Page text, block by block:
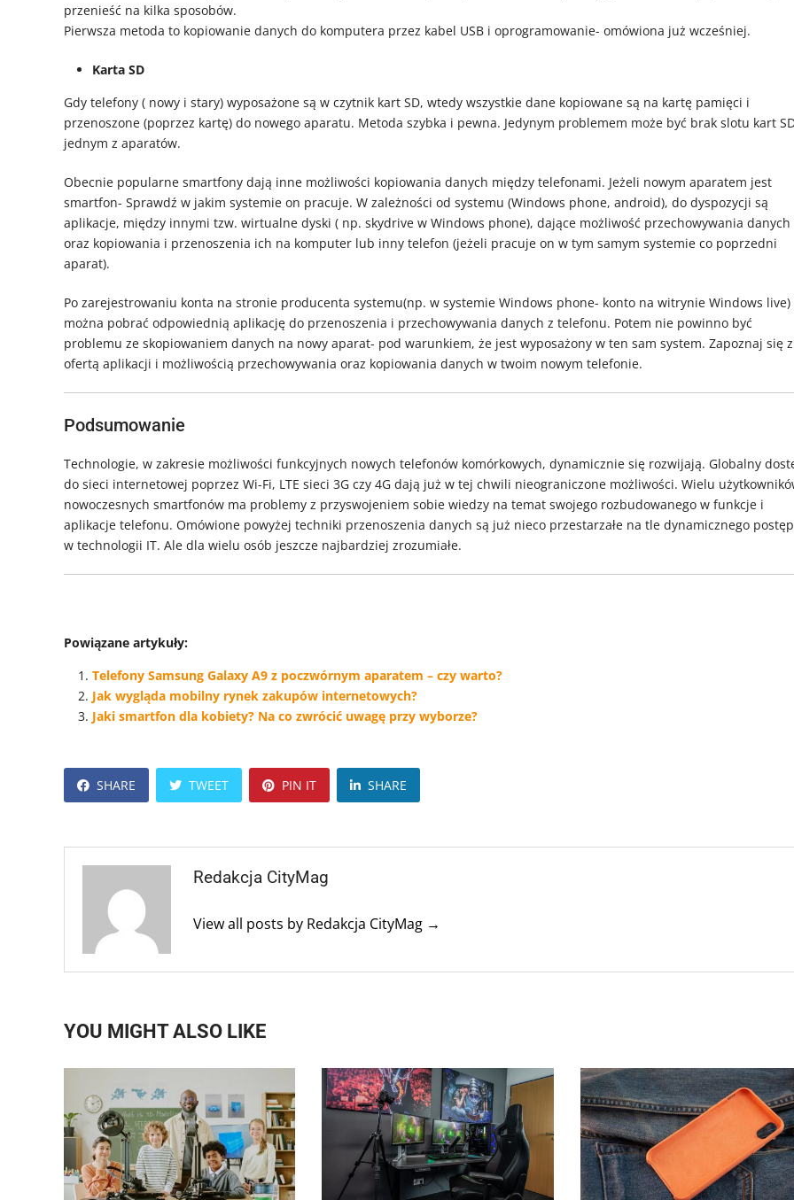
przenieść na kilka sposobów.
Pierwsza metoda to kopiowanie danych do komputera przez kabel USB i oprogramowanie- omówiona już wcześniej.
Karta SD
Gdy telefony ( nowy i stary) wyposażone są w czytnik kart SD, wtedy wszystkie dane kopiowane są na kartę pamięci i
przenoszone (poprzez kartę) do nowego aparatu. Metoda szybka i pewna. Jedynym problemem może być brak slotu kart
jednym z aparatów.
Obecnie popularne smartfony dają inne możliwości kopiowania danych między telefonami. Jeżeli nowym aparatem jest
smartfon- Sprawdź w jakim systemie on pracuje. W zależności od systemu (Windows phone, android), do dyspozycji są
aplikacje, między innymi tzw. wirtualne dyski ( np. skydrive w Windows phone), dające możliwość przechowywania danych
oraz kopiowania i przenoszenia ich na komputer lub inny telefon (jeżeli pracuje on w tym samym systemie co poprzedni
aparat).
Po zarejestrowaniu konta na stronie producenta systemu(np. w systemie Windows phone- konto na witrynie Windows live)
można pobrać odpowiednią aplikację do przenoszenia i przechowywania danych z telefonu. Potem nie powinno być
problemu ze skopiowaniem danych na nowy aparat- pod warunkiem, że jest wyposażony w ten sam system. Zapoznaj się z
ofertą aplikacji i możliwością przechowywania oraz kopiowania danych w twoim nowym telefonie.
Podsumowanie
Technologie, w zakresie możliwości funkcyjnych nowych telefonów komórkowych, dynamicznie się rozwijają. Globalny
do sieci internetowej poprzez Wi-Fi, LTE sieci 3G czy 4G dają już w tej chwili nieograniczone możliwości. Wielu
nowoczesnych smartfonów ma problemy z przyswojeniem sobie wiedzy na temat swojego rozbudowanego w funkcje i
aplikacje telefonu. Omówione powyżej techniki przenoszenia danych są już nieco przestarzałe na tle dynamicznego
w technologii IT. Ale dla wielu osób jeszcze najbardziej zrozumiałe.
Powiązane artykuły:
Telefony Samsung Galaxy A9 z poczwórnym aparatem – czy warto?
Jak wygląda mobilny rynek zakupów internetowych?
Jaki smartfon dla kobiety? Na co zwrócić uwagę przy wyborze?
SHARE TWEET PIN IT SHARE
Redakcja CityMag
View all posts by Redakcja CityMag →
YOU MIGHT ALSO LIKE